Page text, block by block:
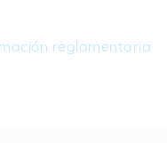
reglamentaria